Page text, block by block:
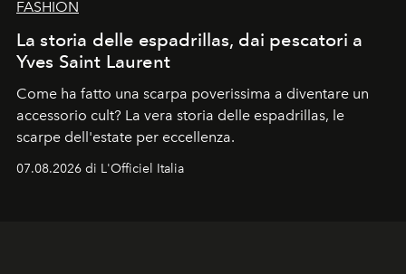
FASHION
La storia delle espadrillas, dai pescatori a
Yves Saint Laurent
Come ha fatto una scarpa poverissima a diventare un
accessorio cult? La vera storia delle espadrillas, le
scarpe dell'estate per eccellenza.
07.08.2026 di L'Officiel Italia